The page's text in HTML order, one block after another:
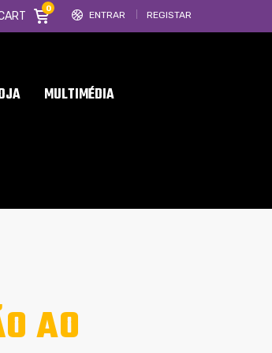
ENTRAR REGISTAR
0
MULTIMÉDIA
AO